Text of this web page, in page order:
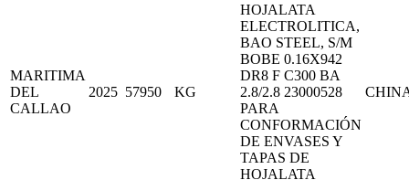
MARITIMA
DEL
CALLAO
2025 57950 KG
HOJALATA
ELECTROLITICA,
BAO STEEL, S/M
BOBE 0.16X942
DR8 F C300 BA
2.8/2.8 23000528
PARA
CONFORMACIÓN
DE ENVASES Y
TAPAS DE
HOJALATA